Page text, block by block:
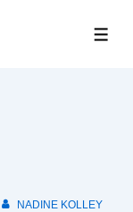
NADINE KOLLEY